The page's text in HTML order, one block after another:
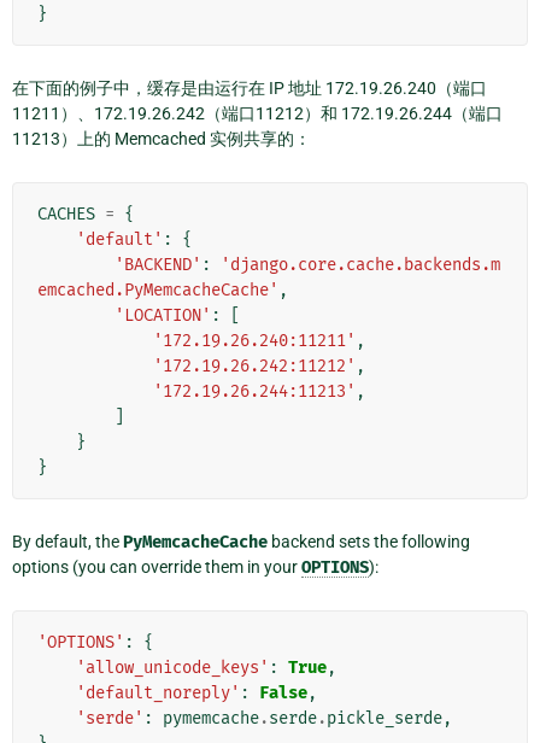
}
在下面的例子中，缓存是由运行在 IP 地址 172.19.26.240（端口
11211）、172.19.26.242（端口11212）和 172.19.26.244（端口
11213）上的 Memcached 实例共享的：
CACHES = {
'default' :
{
'BACKEND' :
'django.core.cache.backends.m
emcached.PyMemcacheCache' ,
'LOCATION' :
'172.19.26.240:11211' ,
'172.19.26.242:11212' ,
'172.19.26.244:11213' ,
}
}
By default, thePyMemcacheCache backend sets the following
options (you can override them in yourOPTIONS):
'OPTIONS' :
{
'allow_unicode_keys' : True,
'default_noreply' : False,
'serde' : pymemcache.serde.pickle_serde,